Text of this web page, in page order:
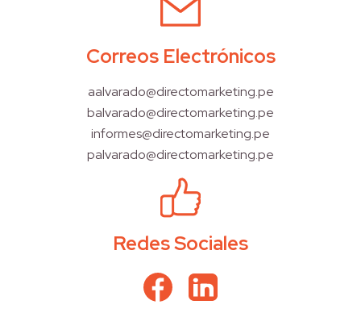
Correos Electrónicos
aalvarado@directomarketing.pe
balvarado@directomarketing.pe
informes@directomarketing.pe
palvarado@directomarketing.pe
Redes Sociales